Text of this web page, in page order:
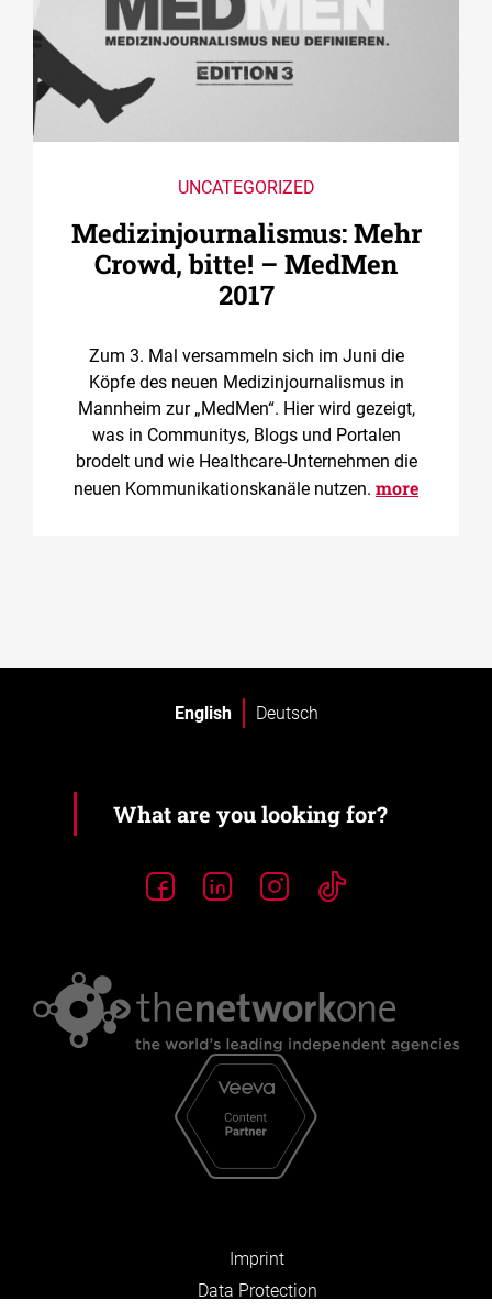
UNCATEGORIZED
Medizin­journalismus: Mehr
Crowd, bitte! – MedMen
2017
Zum 3. Mal versammeln sich im Juni die
Köpfe des neuen Medizinjournalismus in
Mannheim zur „MedMen“. Hier wird gezeigt,
was in Communitys, Blogs und Portalen
brodelt und wie Healthcare-Unternehmen die
neuen Kommunikationskanäle nutzen. more
English Deutsch
Imprint
Data Protection